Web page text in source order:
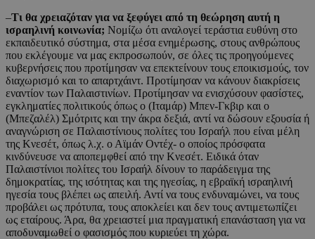
–Τι θα χρειαζόταν για να ξεφύγει από τη θεώρηση αυτή η
ισραηλινή κοινωνία; Νομίζω ότι αναλογεί τεράστια ευθύνη στο
εκπαιδευτικό σύστημα, στα μέσα ενημέρωσης, στους ανθρώπους
που εκλέγουμε να μας εκπροσωπούν, σε όλες τις προηγούμενες
κυβερνήσεις που προτίμησαν να επεκτείνουν τους εποικισμούς, τον
διαχωρισμό και το απαρτχάιντ. Προτίμησαν να κάνουν διακρίσεις
εναντίον των Παλαιστινίων. Προτίμησαν να ενισχύσουν φασίστες,
εγκληματίες πολιτικούς όπως ο (Ιταμάρ) Μπεν-Γκβιρ και ο
(Μπεζαλέλ) Σμότριτς και την άκρα δεξιά, αντί να δώσουν εξουσία ή
αναγνώριση σε Παλαιστίνιους πολίτες του Ισραήλ που είναι μέλη
της Κνεσέτ, όπως λ.χ. ο Αϊμάν Οντέχ- ο οποίος πρόσφατα
κινδύνευσε να αποπεμφθεί από την Κνεσέτ. Ειδικά όταν
Παλαιστίνιοι πολίτες του Ισραήλ δίνουν το παράδειγμα της
δημοκρατίας, της ισότητας και της ηγεσίας, η εβραϊκή ισραηλινή
ηγεσία τους βλέπει ως απειλή. Αντί να τους ενδυναμώνει, να τους
προβάλει ως πρότυπα, τους αποκλείει και δεν τους αντιμετωπίζει
ως εταίρους. Άρα, θα χρειαστεί μια πραγματική επανάσταση για να
αποδυναμωθεί ο φασισμός που κυριεύει τη χώρα.